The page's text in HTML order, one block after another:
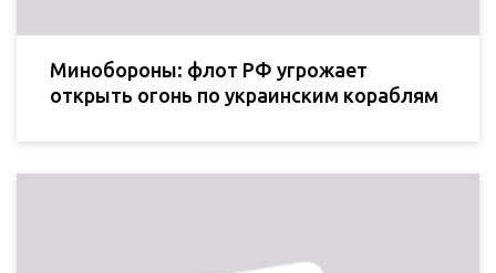
Минобороны: флот РФ угрожает
открыть огонь по украинским кораблям